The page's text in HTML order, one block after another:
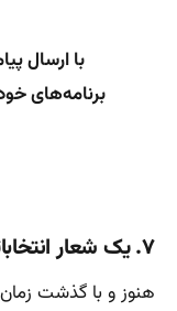
با ارسال
برنامه‌های
۷. یک شعار انتخاباتی تاثیرگذار در نظر بگیرید
هنوز و با گذشت